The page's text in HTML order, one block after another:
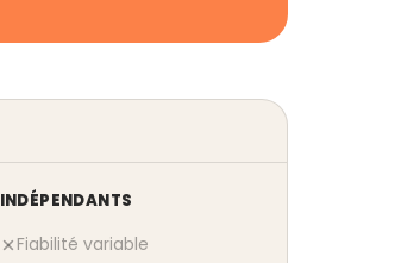
INDÉPENDANTS
Fiabilité variable